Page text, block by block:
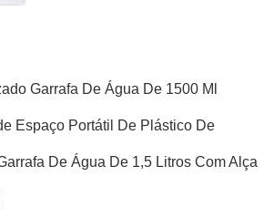
Garrafa De Água De 1500 Ml
Espaço Portátil De Plástico De
De Água De 1,5 Litros Com Alça